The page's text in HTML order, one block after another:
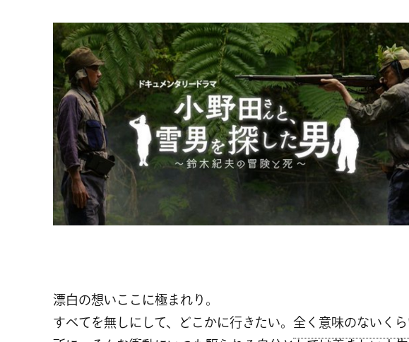
漂白の想いここに極まれり。
すべてを無しにして、どこかに行きたい。 全く意味のないく